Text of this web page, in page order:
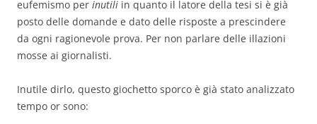
eufemismo per inutili in quanto il latore della tesi si è già
posto delle domande e dato delle risposte a prescindere
da ogni ragionevole prova. Per non parlare delle illazioni
mosse ai giornalisti.
Inutile dirlo, questo giochetto sporco è già stato analizzato
tempo or sono: